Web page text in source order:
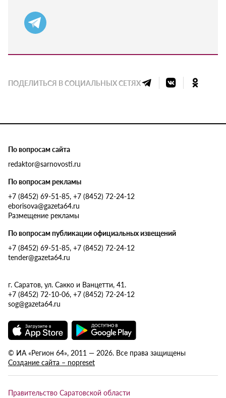
ПОДЕЛИТЬСЯ В СОЦИАЛЬНЫХ СЕТЯХ
По вопросам сайта
redaktor@sarnovosti.ru
По вопросам рекламы
+7 (8452) 69-51-85, +7 (8452) 72-24-12
eborisova@gazeta64.ru
Размещение рекламы
По вопросам публикации официальных извещений
+7 (8452) 69-51-85, +7 (8452) 72-24-12
tender@gazeta64.ru
г. Саратов, ул. Сакко и Ванцетти, 41.
+7 (8452) 72-10-06, +7 (8452) 72-24-12
sog@gazeta64.ru
© ИА «Регион 64», 2011 — 2026. Все права защищены
Создание сайта – nopreset
Правительство Саратовской области